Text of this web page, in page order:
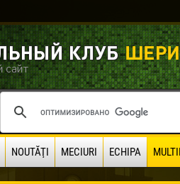
NOUTĂŢI MECIURI ECHIPA